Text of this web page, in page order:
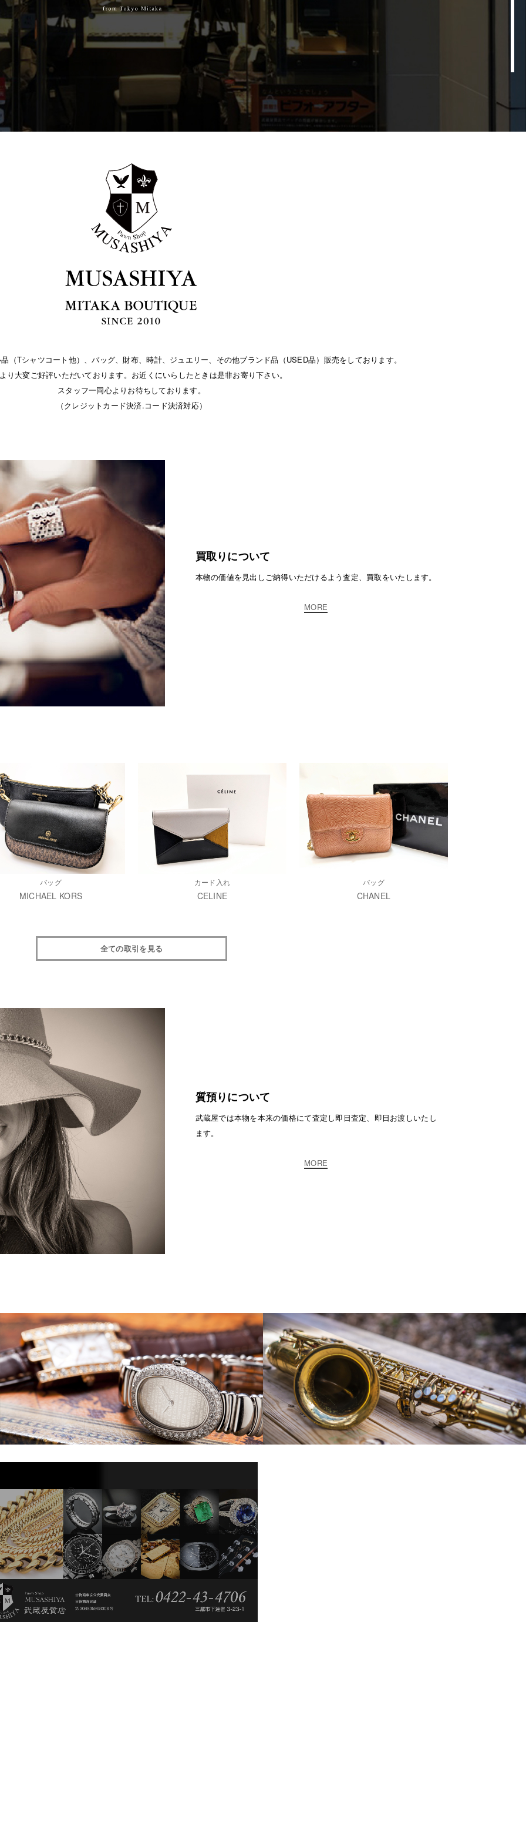
（Tシャツコート他）、バッグ、財布、時計、ジュエリー、その他ブランド品（USED品）販売をしております。
り大変ご好評いただいております。お近くにいらしたときは是非お寄り下さい。
スタッフ一同心よりお待ちしております。
（クレジットカード決済.コード決済対応）
買取りについて
本物の価値を見出しご納得いただけるよう査定、買取をいたします。
MORE
バッグ
MICHAEL KORS
カード入れ
CELINE
バッグ
CHANEL
全ての取引を見る
質預りについて
武蔵屋では本物を本来の価格にて査定し即日査定、即日お渡しいたし
ます。
MORE